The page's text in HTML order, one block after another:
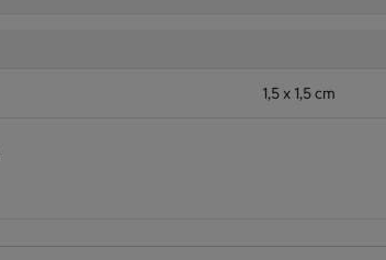
1,5 x 1,5 cm